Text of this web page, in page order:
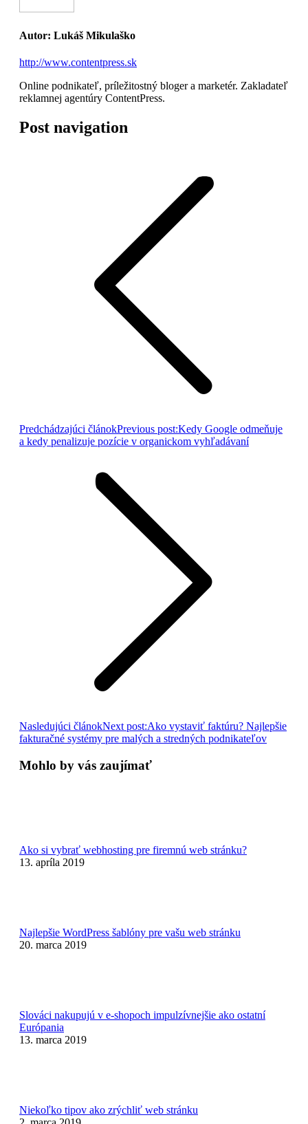
Autor: Lukáš Mikulaško
http://www.contentpress.sk
Online podnikateľ, príležitostný bloger a marketér. Zakladateľ
reklamnej agentúry ContentPress.
Post navigation
Predchádzajúci článokPrevious post:Kedy Google odmeňuje
a kedy penalizuje pozície v organickom vyhľadávaní
Nasledujúci článokNext post:Ako vystaviť faktúru? Najlepšie
fakturačné systémy pre malých a stredných podnikateľov
Mohlo by vás zaujímať
Ako si vybrať webhosting pre firemnú web stránku?
13. apríla 2019
Najlepšie WordPress šablóny pre vašu web stránku
20. marca 2019
Slováci nakupujú v e-shopoch impulzívnejšie ako ostatní
Európania
13. marca 2019
Niekoľko tipov ako zrýchliť web stránku